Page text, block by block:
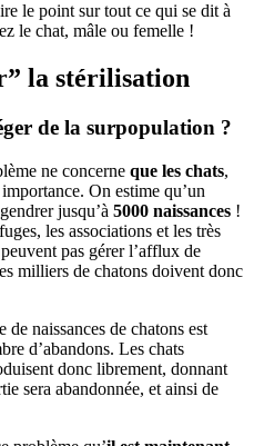
le point sur tout ce qui se dit à
le chat, mâle ou femelle !
la stérilisation
de la surpopulation ?
ne concerne que les chats,
On estime qu’un
jusqu’à 5000 naissances !
les associations et les très
pas gérer l’afflux de
milliers de chatons doivent donc
naissances de chatons est
d’abandons. Les chats
donc librement, donnant
sera abandonnée, et ainsi de